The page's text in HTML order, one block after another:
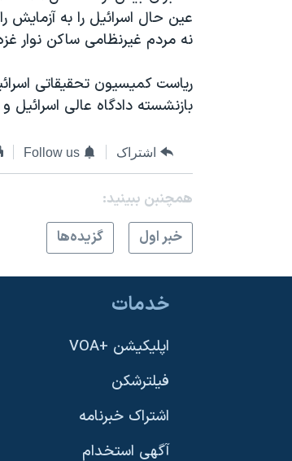
عین حال اسرائیل را به
نه مردم غیرنظامی ساکن نوار
ریاست کمیسیون تحقیقاتی
بازنشسته دادگاه عالی اسرائیل
اشتراک Follow us
همچنبن ببینید:
خبر اول
گزيده‌ها
خدمات
اپلیکیشن +VOA
فیلترشکن
اشتراک خبرنامه
آگهی استخدام